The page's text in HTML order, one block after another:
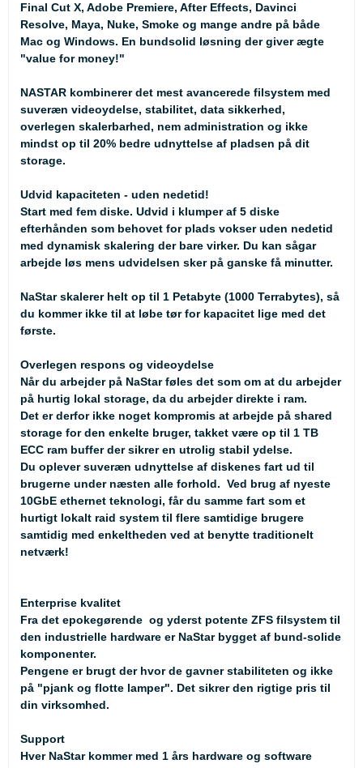
Final Cut X, Adobe Premiere, After Effects, Davinci
Resolve, Maya, Nuke, Smoke og mange andre på både
Mac og Windows. En bundsolid løsning der giver ægte
"value for money!"
NASTAR kombinerer det mest avancerede filsystem med
suveræn videoydelse, stabilitet, data sikkerhed,
overlegen skalerbarhed, nem administration og ikke
mindst op til 20% bedre udnyttelse af pladsen på dit
storage.
Udvid kapaciteten - uden nedetid!
Start med fem diske. Udvid i klumper af 5 diske
efterhånden som behovet for plads vokser uden nedetid
med dynamisk skalering der bare virker. Du kan sågar
arbejde løs mens udvidelsen sker på ganske få minutter.
NaStar skalerer helt op til 1 Petabyte (1000 Terrabytes), så
du kommer ikke til at løbe tør for kapacitet lige med det
første.
Overlegen respons og videoydelse
Når du arbejder på NaStar føles det som om at du arbejder
på hurtig lokal storage, da du arbejder direkte i ram.
Det er derfor ikke noget kompromis at arbejde på shared
storage for den enkelte bruger, takket være op til 1 TB
ECC ram buffer der sikrer en utrolig stabil ydelse.
Du oplever suveræn udnyttelse af diskenes fart ud til
brugerne under næsten alle forhold. Ved brug af nyeste
10GbE ethernet teknologi, får du samme fart som et
hurtigt lokalt raid system til flere samtidige brugere
samtidig med enkeltheden ved at benytte traditionelt
netværk!
Enterprise kvalitet
Fra det epokegørende og yderst potente ZFS filsystem til
den industrielle hardware er NaStar bygget af bund-solide
komponenter.
Pengene er brugt der hvor de gavner stabiliteten og ikke
på "pjank og flotte lamper". Det sikrer den rigtige pris til
din virksomhed.
Support
Hver NaStar kommer med 1 års hardware og software